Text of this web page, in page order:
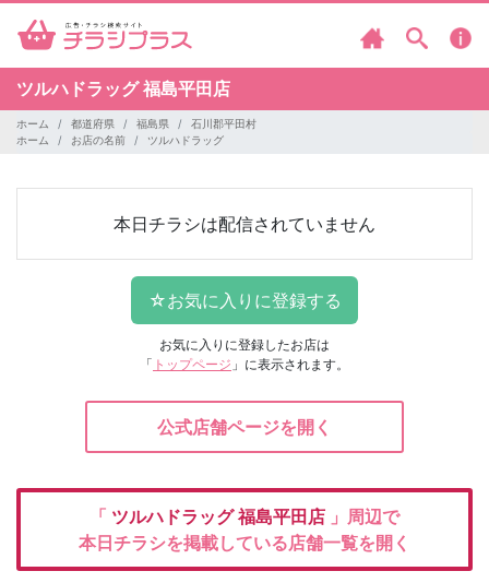
ツルハドラッグ福島平田店
ホーム 都道府県 福島県
石川郡平田村
ホーム
お店の名前 ツルハドラッグ
本日チラシは配信されていません
お気に入りに登録したお店は
「 トップページ 」に表示されます。
公式店舗ページを開く
「 ツルハドラッグ福島平田店 」周辺で
本日チラシを掲載している店舗一覧を開く